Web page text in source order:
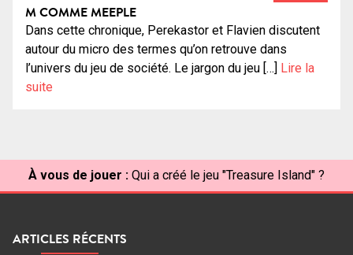
M COMME MEEPLE
Dans cette chronique, Perekastor et Flavien discutent
autour du micro des termes qu’on retrouve dans
l’univers du jeu de société. Le jargon du jeu […] Lire la
suite
À vous de jouer : Qui a créé le jeu "Treasure Island" ?
ARTICLES RÉCENTS